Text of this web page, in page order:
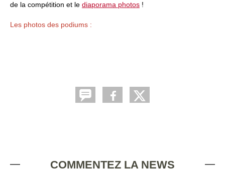
de la compétition et le diaporama photos !
Les photos des podiums :
COMMENTEZ LA NEWS